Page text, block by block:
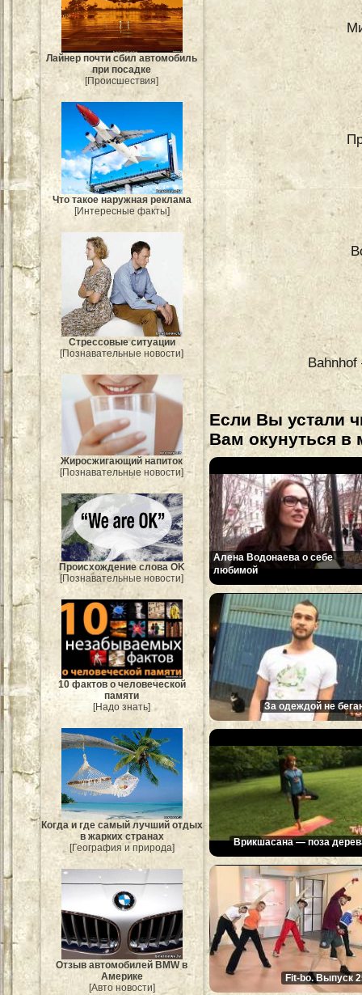
Лайнер почти сбил автомобиль
при посадке
[Происшествия]
Что такое наружная реклама
[Интересные факты]
Стрессовые ситуации
[Познавательные новости]
Жиросжигающий напиток
[Познавательные новости]
Происхождение слова OK
[Познавательные новости]
10 фактов о человеческой
памяти
[Надо знать]
Когда и где самый лучший отдых
в жарких странах
[География и природа]
Отзыв автомобилей BMW в
Америке
[Авто новости]
Если Вы устали
Вам окунуться в
Алена Водонаева о себе
любимой
За одеждой не
Врикшасана — поза
Fit-bo. Выпуск